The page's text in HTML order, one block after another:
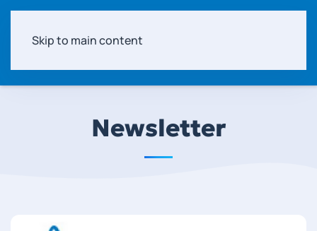
Skip to main content
Newsletter